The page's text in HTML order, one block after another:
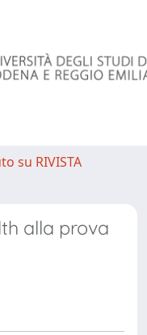
su RIVISTA
alla prova